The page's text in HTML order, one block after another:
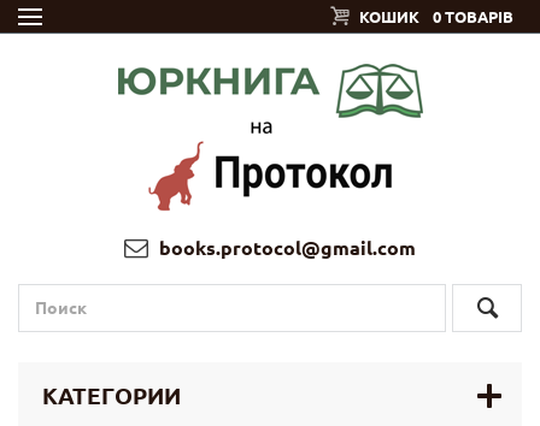
КОШИК 0 ТОВАРІВ
books.protocol@gmail.com
КАТЕГОРИИ